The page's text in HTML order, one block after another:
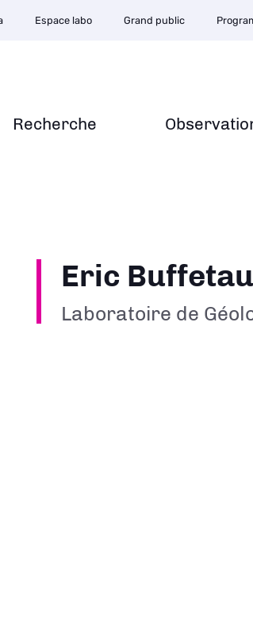
Recherche
Espace labo Grand public
Eric
Laboratoire de